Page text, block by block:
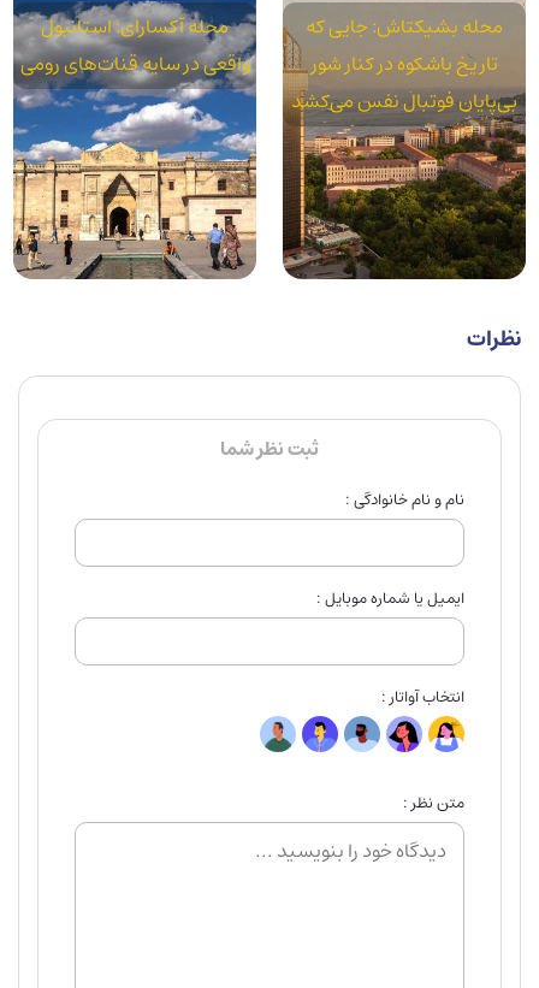
محله بشیکتاش: جایی که
تاریخ باشکوه در کنار شور
بی‌پایان فوتبال نفس می‌کشد
محله آکسارای: استانبول
واقعی در سایه قنات‌های رومی
نظرات
ثبت نظر شما
نام و نام خانوادگی :
ایمیل یا شماره موبایل :
انتخاب آواتار :
متن نظر :